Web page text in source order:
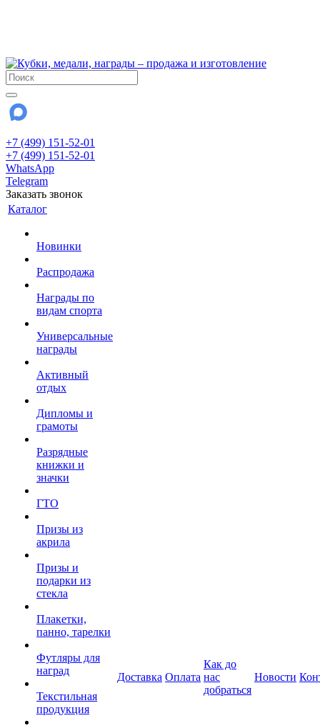
+7 (499) 151-52-01
+7 (499) 151-52-01
WhatsApp
Telegram
Заказать звонок
Каталог
Новинки
Распродажа
Награды по
видам спорта
Универсальные
награды
Активный
отдых
Дипломы и
грамоты
Разрядные
книжки и
значки
ГТО
Призы из
акрила
Призы и
подарки из
стекла
Плакетки,
панно, тарелки
Футляры для
наград
Текстильная
продукция
Доставка Оплата
Как до
нас
добраться
Новости